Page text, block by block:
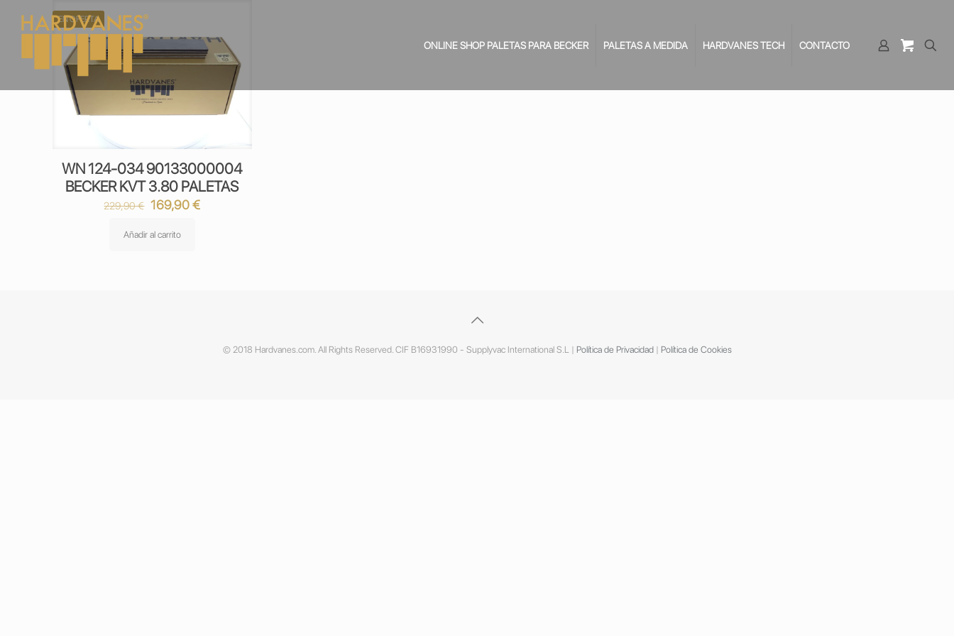
ONLINE SHOP PALETAS PARA BECKER PALETAS A MEDIDA HARDVANES TECH CONTACTO
EN OFERTA
WN 124-034 90133000004
BECKER KVT 3.80 PALETAS
229,90€ El
original
169,90€El
Añadir al carrito
© 2018 Hardvanes.com. All Rights Reserved. CIF B16931990 - Supplyvac International S.L | Política de Privacidad| Política de Cookies